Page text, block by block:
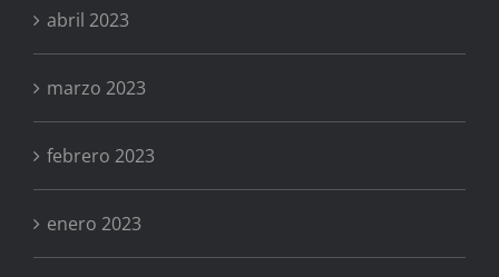
abril 2023
marzo 2023
febrero 2023
enero 2023